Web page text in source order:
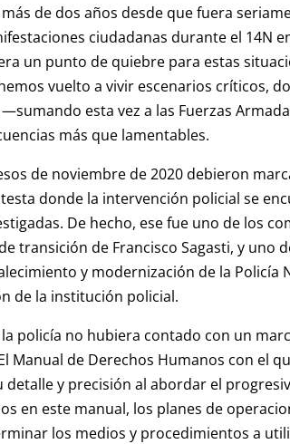
de dos años desde que fuera
ciudadanas durante el 14N
un punto de quiebre para estas
vuelto a vivir escenarios críticos,
esta vez a las Fuerzas
más que lamentables.
de noviembre de 2020 debieron
donde la intervención policial se
De hecho, ese fue uno de los
transición de Francisco Sagasti, y uno
y modernización de la Policía
de la institución policial.
policía no hubiera contado con un
Manual de Derechos Humanos con el
y precisión al abordar el
en este manual, los planes de
los medios y procedimientos a